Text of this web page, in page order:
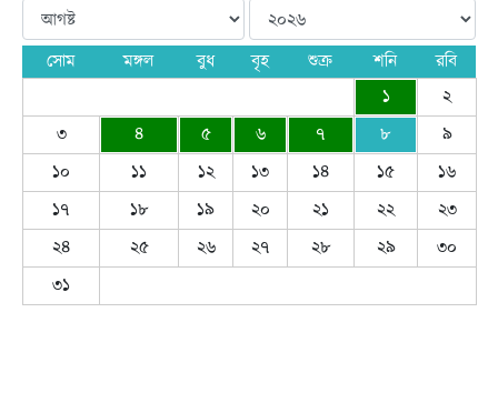
সোম মঙ্গল বুধ বৃহ শুক্র শনি
রবি
১
২
৩
৪ ৫ ৬ ৭ ৮
৯
১০
১১ ১২ ১৩ ১৪ ১৫
১৬
১৭
১৮ ১৯ ২০ ২১ ২২
২৩
২৪
২৫ ২৬ ২৭ ২৮ ২৯
৩০
৩১